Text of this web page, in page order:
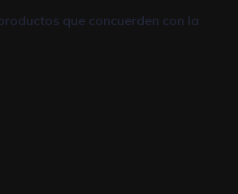
que concuerden con la